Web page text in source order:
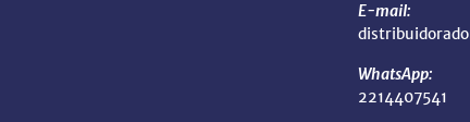
E-mail:
WhatsApp:
2214407541